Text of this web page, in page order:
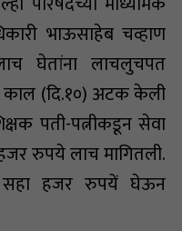
भाऊसाहेब चव्हाण
घेतांना लाचलुचपत
काल (दि.१०) अटक केली
पती-पत्नीकडून सेवा
रुपये लाच मागितली.
सहा हजर रुपयें घेऊन